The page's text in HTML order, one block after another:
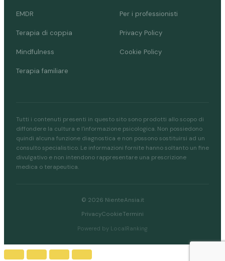
EMDR
Terapia di coppia
Mindfulness
Terapia familiare
Per i professionisti
Privacy Policy
Cookie Policy
Tutti i contenuti presenti in questo sito sono prodotti allo scopo di
diffondere la cultura e l'informazione psicologica. Non possiedono
quindi alcuna funzione diagnostica e non possono sostituirsi ad un
consulto specialistico. Le informazioni fornite hanno soltanto un fine
divulgativo e non intendono rappresentare una prescrizione
medica o terapeutica.
© 2026 NienteAnsia.it
PrivacyCookieTermini
Powered by LocalRanking